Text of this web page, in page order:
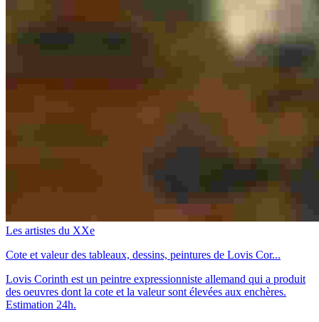
Les artistes du XXe
Cote et valeur des tableaux, dessins, peintures de Lovis Cor...
Lovis Corinth est un peintre expressionniste allemand qui a produit
des oeuvres dont la cote et la valeur sont élevées aux enchères.
Estimation 24h.